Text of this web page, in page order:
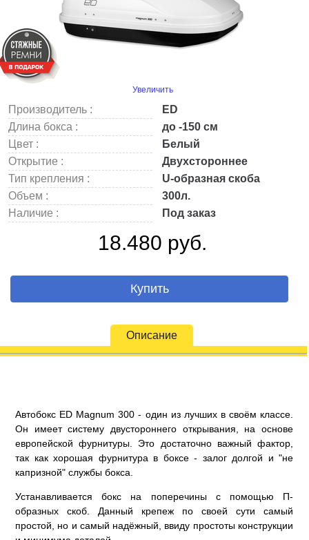
Увеличить
Производитель :
ED
Длина бокса :
до -150 см
Цвет :
Белый
Открытие :
Двухстороннее
Тип крепления :
U-образная скоба
Объем :
300л.
Наличие :
Под заказ
18.480 руб.
Купить
Описание
Автобокс ED Magnum 300 - один из лучших в своём классе.
Он имеет систему двустороннего открывания, на основе
европейской фурнитуры. Это достаточно важный фактор,
так как хорошая фурнитура в боксе - залог долгой и "не
капризной" службы бокса.
Устанавливается бокс на поперечины с помощью П-
образных скоб. Данный крепеж по своей сути самый
простой, но и самый надёжный, ввиду простоты конструкции